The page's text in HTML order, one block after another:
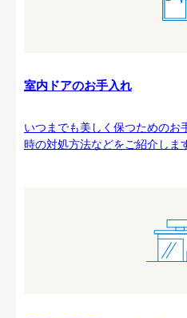
室内ドアのお手入れ
いつまでも美しく保つためのお
時の対処方法などをご紹介しま